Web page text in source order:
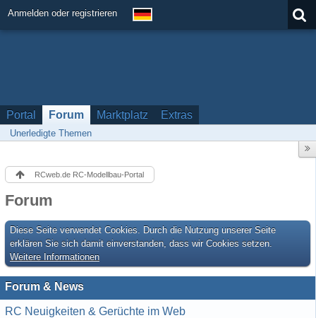
Anmelden oder registrieren
Portal Forum Marktplatz Extras
Unerledigte Themen
RCweb.de RC-Modellbau-Portal
Forum
Diese Seite verwendet Cookies. Durch die Nutzung unserer Seite
erklären Sie sich damit einverstanden, dass wir Cookies setzen.
Weitere Informationen
Forum & News
RC Neuigkeiten & Gerüchte im Web